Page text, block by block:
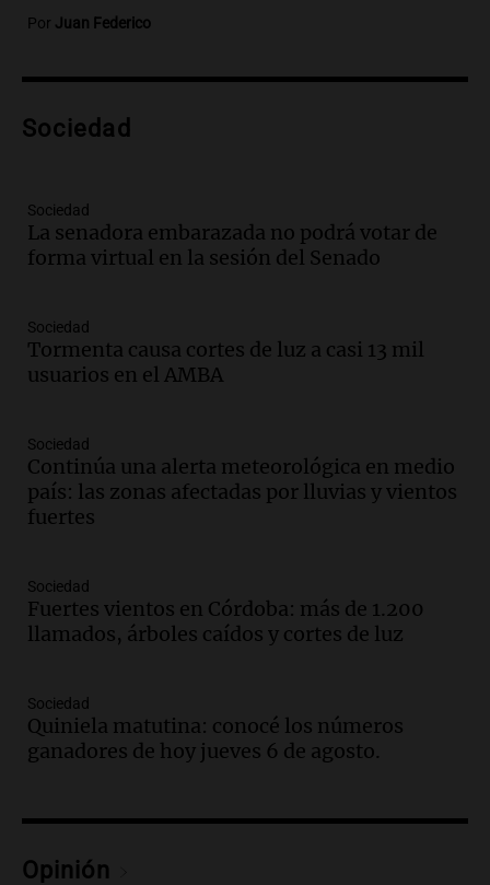
del incendio forestal en Villa Yacanto
Episodios
detuvieron a su esposo
Ahora país
Episodios
candidato a gobernador de Mendoza
para 2027
Panorama Federal
del paso internacional por intenso
temporal de nieve en la alta montaña
Panorama Federal
Episodios
busca esclarecer el estado de edificios en
la ciudad tras la tragedia
Panorama Federal
Miguel de Tucumán pide informe tras
explosión en edificio de Montiagudo
Panorama Federal
Audio.Cuatro policías imputados por
en Tucumán
Por Juan Federico
Sociedad
Sociedad
La senadora embarazada no podrá votar de
forma virtual en la sesión del Senado
Sociedad
Tormenta causa cortes de luz a casi 13 mil
usuarios en el AMBA
Sociedad
Continúa una alerta meteorológica en medio
país: las zonas afectadas por lluvias y vientos
fuertes
Sociedad
Fuertes vientos en Córdoba: más de 1.200
llamados, árboles caídos y cortes de luz
Sociedad
Quiniela matutina: conocé los números
ganadores de hoy jueves 6 de agosto.
Opinión